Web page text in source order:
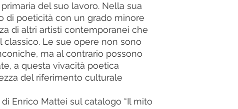
del suo lavoro. Nella sua
di poeticità con un grado minore
di altri artisti contemporanei che
classico. Le sue opere non sono
ma al contrario possono
a questa vivacità poetica
del riferimento culturale
Enrico Mattei sul catalogo “Il mito